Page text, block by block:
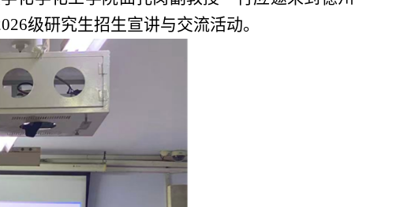
级研究生招生宣讲与交流活动。